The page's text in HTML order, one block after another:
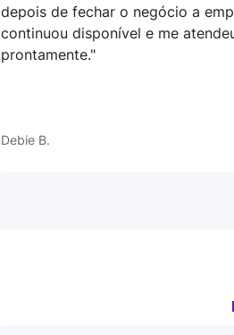
depois de fechar o negócio a
continuou disponível e me
prontamente."
Debie B.